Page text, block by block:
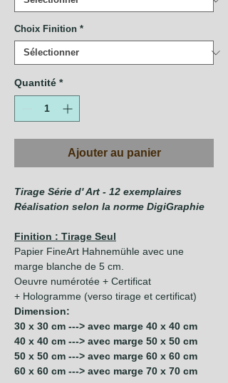
Choix Finition *
Quantité *
Ajouter au panier
Tirage Série d' Art - 12 exemplaires
Réalisation selon la norme DigiGraphie
Finition : Tirage Seul
Papier FineArt Hahnemühle avec une
marge blanche de 5 cm.
Oeuvre numérotée + Certificat
+ Hologramme (verso tirage et certificat)
Dimension:
30 x 30 cm ---> avec marge 40 x 40 cm
40 x 40 cm ---> avec marge 50 x 50 cm
50 x 50 cm ---> avec marge 60 x 60 cm
60 x 60 cm ---> avec marge 70 x 70 cm